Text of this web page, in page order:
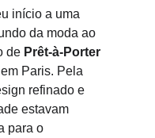
início a uma
da moda ao
de Prêt-à-Porter
em Paris. Pela
refinado e
estavam
para o